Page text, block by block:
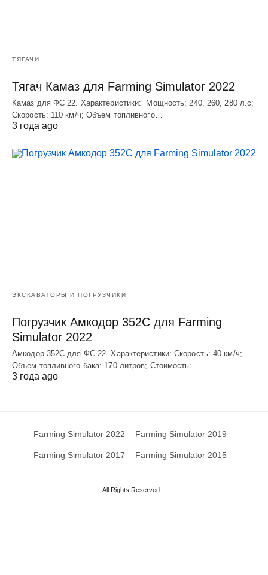
ТЯГАЧИ
Тягач Камаз для Farming Simulator 2022
Камаз для ФС 22. Характеристики: Мощность: 240, 260, 280 л.с;
Скорость: 110 км/ч; Объем топливного…
3 года ago
ЭКСКАВАТОРЫ И ПОГРУЗЧИКИ
Погрузчик Амкодор 352С для Farming
Simulator 2022
Амкодор 352С для ФС 22. Характеристики: Скорость: 40 км/ч;
Объем топливного бака: 170 литров; Стоимость:…
3 года ago
Farming Simulator 2022 Farming Simulator 2019
Farming Simulator 2017 Farming Simulator 2015
All Rights Reserved